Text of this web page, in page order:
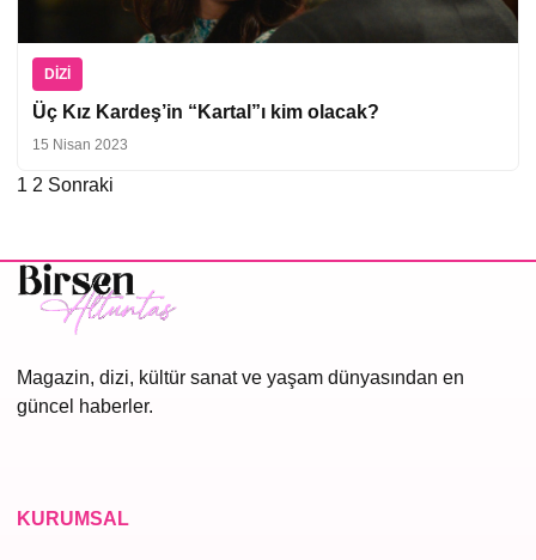
DIZI
Üç Kız Kardeş’in “Kartal”ı kim olacak?
15 Nisan 2023
Yazı
1 2 Sonraki
Magazin, dizi, kültür sanat ve yaşam dünyasından en
güncel haberler.
KURUMSAL